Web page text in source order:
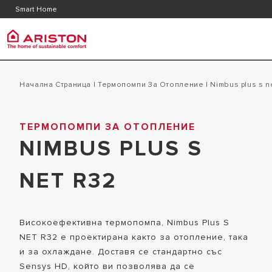
Smart Home
Ariston Груп
КАРИЕРА
PRODUCTS | CATEGORIES
БОЙЛЕРИ
ГАЗОВИ КОТЛИ
КЛИМАТИЗАЦИЯ
ТЕРМОРЕГУЛИРАНЕ
SMART HOME
ХИБРИДНИ
Начална Страница | Термопомпи За Отопление | nimbus plus s
ТЕРМОПОМПИ ЗА ОТОПЛЕНИЕ
NIMBUS PLUS S
NET R32
Високоефективна термопомпа, Nimbus Plus S
NET R32 е проектирана както за отопление, така
и за охлаждане. Доставя се стандартно със
Sensys HD, който ви позволява да се